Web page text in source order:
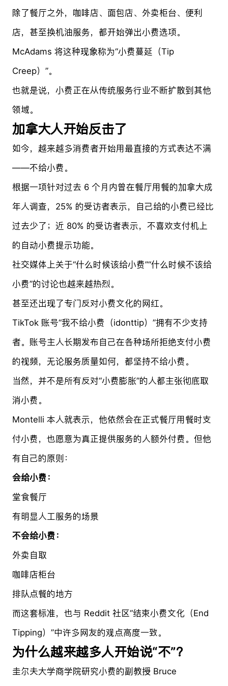
除了餐厅之外，咖啡店、面包店、外卖柜台、便利
店，甚至换机油服务，都开始弹出小费选项。
McAdams 将这种现象称为“小费蔓延（Tip
Creep）”。
也就是说，小费正在从传统服务行业不断扩散到其他
领域。
加拿大人开始反击了
如今，越来越多消费者开始用最直接的方式表达不满
——不给小费。
根据一项针对过去 6 个月内曾在餐厅用餐的加拿大成
年人调查，25% 的受访者表示，自己给的小费已经比
过去少了；近 80% 的受访者表示，不喜欢支付机上
的自动小费提示功能。
社交媒体上关于“什么时候该给小费”“什么时候不该给
小费”的讨论也越来越热烈。
甚至还出现了专门反对小费文化的网红。
TikTok 账号“我不给小费（idonttip）”拥有不少支持
者。账号主人长期发布自己在各种场所拒绝支付小费
的视频，无论服务质量如何，都坚持不给小费。
当然，并不是所有反对“小费膨胀”的人都主张彻底取
消小费。
Montelli 本人就表示，他依然会在正式餐厅用餐时支
付小费，也愿意为真正提供服务的人额外付费。但他
有自己的原则：
会给小费：
堂食餐厅
有明显人工服务的场景
不会给小费：
外卖自取
咖啡店柜台
排队点餐的地方
而这套标准，也与 Reddit 社区“结束小费文化（End
Tipping）”中许多网友的观点高度一致。
为什么越来越多人开始说“不”？
圭尔夫大学商学院研究小费的副教授 Bruce